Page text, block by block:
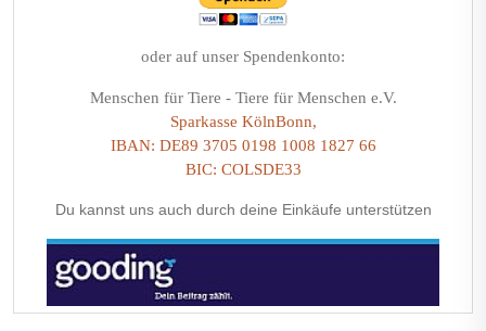
oder auf unser Spendenkonto:
Menschen für Tiere - Tiere für Menschen e.V.
Sparkasse KölnBonn,
IBAN: DE89 3705 0198 1008 1827 66
BIC: COLSDE33
Du kannst uns auch durch deine Einkäufe unterstützen